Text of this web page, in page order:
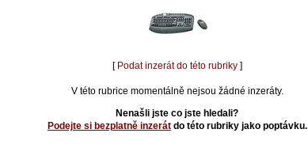
[ Podat inzerát do této rubriky]
V této rubrice momentálně nejsou žádné inzeráty.
Nenašli jste co jste hledali?
Podejte si bezplatně inzerátdo této rubriky jako poptávku.